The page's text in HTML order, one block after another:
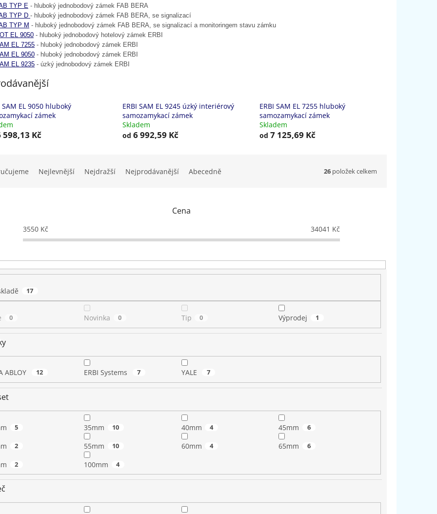
TYP E - hluboký jednobodový zámek FAB BERA
TYP D - hluboký jednobodový zámek FAB BERA, se signalizací
TYP M - hluboký jednobodový zámek FAB BERA, se signalizací a monitoringem stavu zámku
EL 9050 - hluboký jednobodový hotelový zámek ERBI
EL 7255 - hluboký jednobodový zámek ERBI
EL 9050 - hluboký jednobodový zámek ERBI
EL 9235 - úzký jednobodový zámek ERBI
SAM EL 9050 hluboký
zámek
598,13 Kč
ERBI SAM EL 9245 úzký interiérový
samozamykací zámek
Skladem
od 6 992,59 Kč
ERBI SAM EL 7255 hluboký
samozamykací zámek
Skladem
od 7 125,69 Kč
Nejlevnější Nejdražší Nejprodávanější Abecedně 26 položek celkem
Cena
3550Kč 34041 Kč
17
0 Novinka 0 Tip 0 Výprodej 1
ABLOY 12 ERBI Systems 7 YALE 7
5 35mm 10 40mm 4 45mm 6
2 55mm 10 60mm 4 65mm 6
2 100mm 4